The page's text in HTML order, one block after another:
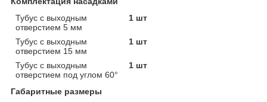
Тубус с выходным
отверстием 5 мм
1 шт
Тубус с выходным
отверстием 15 мм
1 шт
Тубус с выходным
отверстием под углом 60°
1 шт
Габаритные размеры